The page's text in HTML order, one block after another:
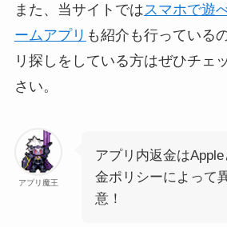
また、当サイトでは スマホで遊
ームアプリ も紹介も行っている
リ探しをしている方はぜひチェ
さい。
アプリ魔王
アプリ内返金は
金ポリシーによって
意！